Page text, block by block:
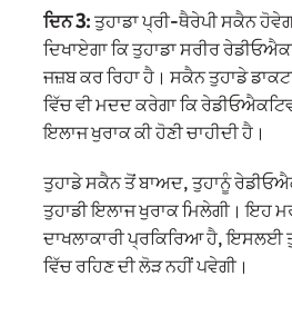
ਦਿਨ 3: ਤੁਹਾਡਾ ਪ੍ਰੀ-ਥੈਰੇਪੀ ਸਕੈਨ
ਦਿਖਾਏਗਾ ਕਿ ਤੁਹਾਡਾ ਸਰੀਰ
ਜਜ਼ਬ ਕਰ ਰਿਹਾ ਹੈ। ਸਕੈਨ ਤੁਹਾਡੇ
ਵਿੱਚ ਵੀ ਮਦਦ ਕਰੇਗਾ ਕਿ
ਇਲਾਜ ਖੁਰਾਕ ਕੀ ਹੋਣੀ ਚਾਹੀਦੀ ਹੈ।
ਤੁਹਾਡੇ ਸਕੈਨ ਤੋਂ ਬਾਅਦ, ਤੁਹਾਨੂੰ
ਤੁਹਾਡੀ ਇਲਾਜ ਖੁਰਾਕ ਮਿਲੇਗੀ। ਇਹ
ਦਾਖਲਾਕਾਰੀ ਪ੍ਰਕਿਰਿਆ ਹੈ, ਇਸਲਈ
ਵਿੱਚ ਰਹਿਣ ਦੀ ਲੋੜ ਨਹੀਂ ਪਵੇਗੀ।